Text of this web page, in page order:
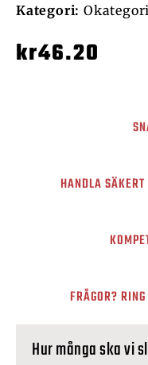
Kategori:
kr46.20
HANDLA
FRÅGOR?
Hur många ska vi